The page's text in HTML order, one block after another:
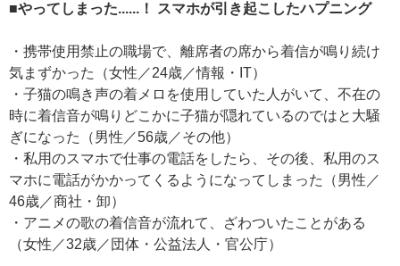
■やってしまった......！ スマホが引き起こしたハプニング
・携帯使用禁止の職場で、離席者の席から着信が鳴り続け
気まずかった（女性／24歳／情報・IT）
・子猫の鳴き声の着メロを使用していた人がいて、不在の
時に着信音が鳴りどこかに子猫が隠れているのではと大騒
ぎになった（男性／56歳／その他）
・私用のスマホで仕事の電話をしたら、その後、私用のス
マホに電話がかかってくるようになってしまった（男性／
46歳／商社・卸）
・アニメの歌の着信音が流れて、ざわついたことがある
（女性／32歳／団体・公益法人・官公庁）